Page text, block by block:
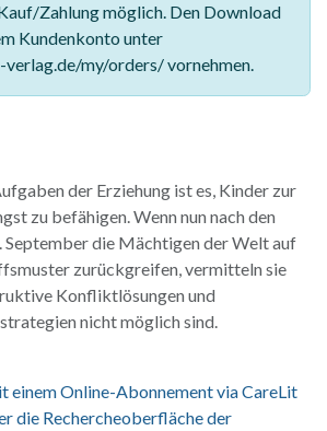
Zahlung möglich. Den Download
Kundenkonto unter
my/orders/ vornehmen.
der Erziehung ist es, Kinder zur
zu befähigen. Wenn nun nach den
September die Mächtigen der Welt auf
zurückgreifen, vermitteln sie
Konfliktlösungen und
nicht möglich sind.
einem Online-Abonnement via CareLit
die Rechercheoberfläche der